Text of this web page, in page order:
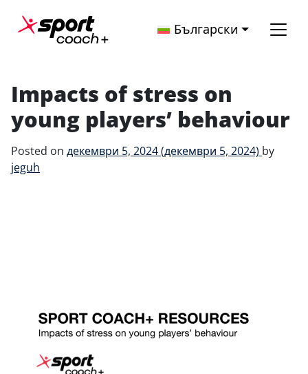
Main Navigation Български
Impacts of stress on
young players’ behaviour
Posted on декември 5, 2024(декември 5, 2024) by
jeguh